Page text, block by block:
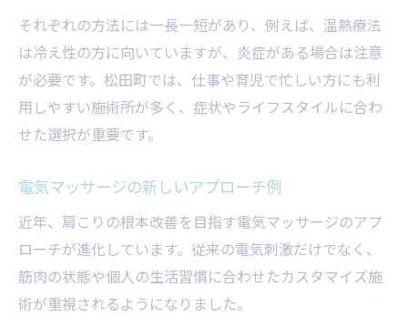
それぞれの方法には一長一短があり、例えば、温熱療法
は冷え性の方に向いていますが、炎症がある場合は注意
が必要です。松田町では、仕事や育児で忙しい方にも利
用しやすい施術所が多く、症状やライフスタイルに合わ
せた選択が重要です。
電気マッサージの新しいアプローチ例
近年、肩こりの根本改善を目指す電気マッサージのアプ
ローチが進化しています。従来の電気刺激だけでなく、
筋肉の状態や個人の生活習慣に合わせたカスタマイズ施
術が重視されるようになりました。